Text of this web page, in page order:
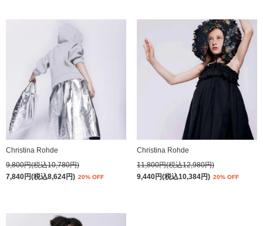
Christina Rohde
9,800円(税込10,780円)
7,840円(税込8,624円) 20% OFF
Christina Rohde
11,800円(税込12,980円)
9,440円(税込10,384円) 20% OFF